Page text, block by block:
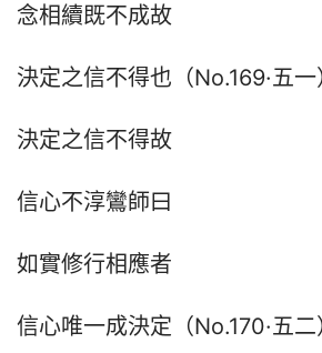
念相續既不成故
決定之信不得也（No.169·五一
決定之信不得故
信心不淳鸞師曰
如實修行相應者
信心唯一成決定（No.170·五二